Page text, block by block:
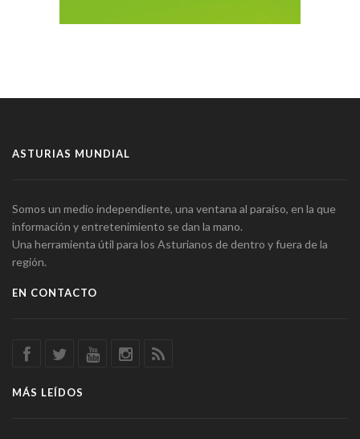
ASTURIAS MUNDIAL
Somos un medio independiente, una ventana al paraíso, en la que
información y entretenimiento se dan la mano.
Una herramienta útil para los Asturianos de dentro y fuera de la
región.
EN CONTACTO
MÁS LEÍDOS